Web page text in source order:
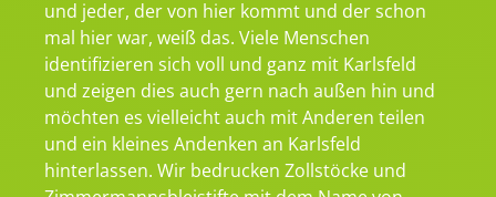
und jeder, der von hier kommt und der schon
mal hier war, weiß das. Viele Menschen
identifizieren sich voll und ganz mit Karlsfeld
und zeigen dies auch gern nach außen hin und
möchten es vielleicht auch mit Anderen teilen
und ein kleines Andenken an Karlsfeld
hinterlassen. Wir bedrucken Zollstöcke und